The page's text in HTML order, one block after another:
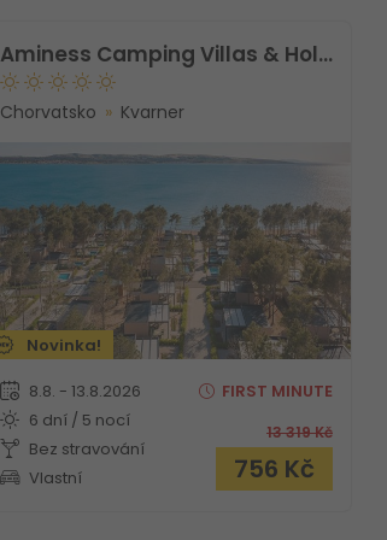
Aminess Camping Villas & Holiday Homes Avalona
Chorvatsko Kvarner
Novinka!
8.8. - 13.8.2026
6 dní / 5 nocí
Bez stravování
Vlastní
FIRST MINUTE
13 319Kč
756 Kč